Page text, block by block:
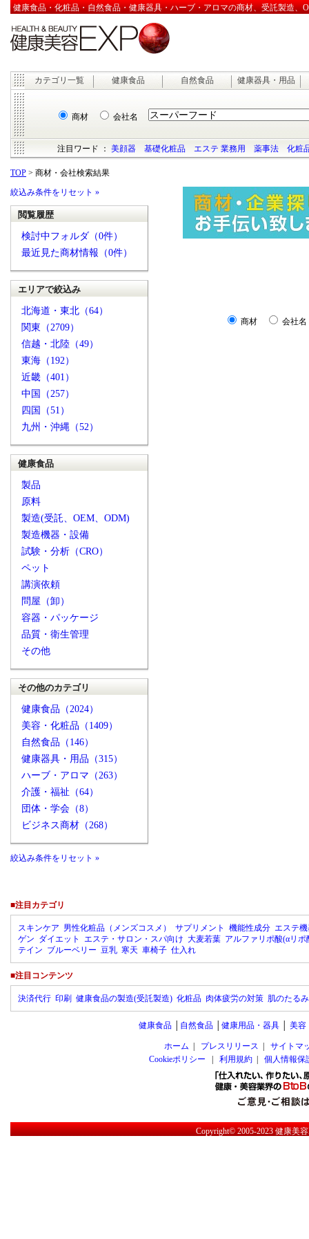
健康食品・化粧品・自然食品・健康器具・ハーブ・アロマの商材、受託製造、
カテゴリ一覧 健康食品 自然食品 健康器具・用品
商材 会社名
注目ワード ：美顔器 基礎化粧品 エステ 業務用 薬事法 化粧
TOP > 商材・会社検索結果
絞込み条件をリセット »
閲覧履歴
検討中フォルダ（0件）
最近見た商材情報（0件）
エリアで絞込み
北海道・東北（64）
関東（2709）
信越・北陸（49）
東海（192）
近畿（401）
中国（257）
四国（51）
九州・沖縄（52）
健康食品
製品
原料
製造(受託、OEM、ODM)
製造機器・設備
試験・分析（CRO）
ペット
講演依頼
問屋（卸）
容器・パッケージ
品質・衛生管理
その他
その他のカテゴリ
健康食品（2024）
美容・化粧品（1409）
自然食品（146）
健康器具・用品（315）
ハーブ・アロマ（263）
介護・福祉（64）
団体・学会（8）
ビジネス商材（268）
絞込み条件をリセット »
商材 会社名
■注目カテゴリ
スキンケア 男性化粧品（メンズコスメ） サプリメント 機能性成分 エステ
ゲン ダイエット エステ・サロン・スパ向け 大麦若葉 アルファリポ酸(αリポ
テイン ブルーベリー 豆乳 寒天 車椅子 仕入れ
■注目コンテンツ
決済代行 印刷 健康食品の製造(受託製造) 化粧品 肉体疲労の対策 肌のたる
健康食品│ 自然食品│ 健康用品・器具│ 美容
ホーム プレスリリース
サイトマ
Cookieポリシー
利用規約| 個人情報保
Copyright© 2005-2023健康美